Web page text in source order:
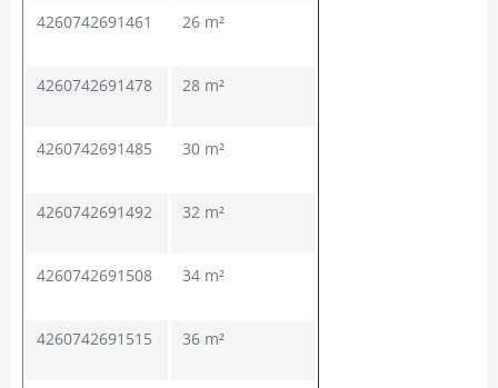
4260742691461 26 m²
4260742691478 28 m²
4260742691485 30 m²
4260742691492 32 m²
4260742691508 34 m²
4260742691515 36 m²